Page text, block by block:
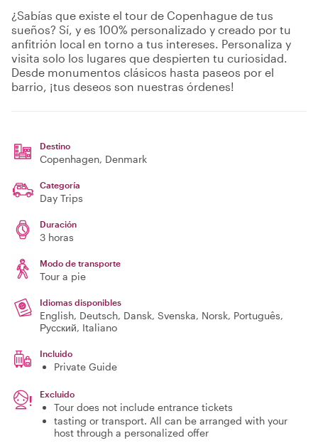
¿Sabías que existe el tour de Copenhague de tus
sueños? Sí, y es 100% personalizado y creado por tu
anfitrión local en torno a tus intereses. Personaliza y
visita solo los lugares que despierten tu curiosidad.
Desde monumentos clásicos hasta paseos por el
barrio, ¡tus deseos son nuestras órdenes!
Destino
Copenhagen, Denmark
Categoría
Day Trips
Duración
3 horas
Modo de transporte
Tour a pie
Idiomas disponibles
English, Deutsch, Dansk, Svenska, Norsk, Português,
Русский, Italiano
Incluido
Private Guide
Excluido
Tour does not include entrance tickets
tasting or transport. All can be arranged with your
host through a personalized offer